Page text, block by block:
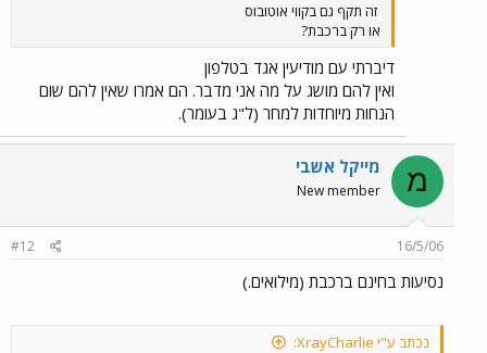
זה תקף גם בקווי אוטובוס
או רק ברכבת?
דיברתי עם מודיעין אגד בטלפון
ואין להם מושג על מה אני מדבר. הם אמרו שאין להם שום
הנחות מיוחדות למחר (ל"ג בעומר).
מ מייקל אשבי
New member
16/5/06
#12
נסיעות בחינם ברכבת (מילואים.)
נכתב ע"י XrayCharlie: